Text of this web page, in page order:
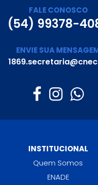
FALE CONOSCO
(54) 99378-
ENVIE SUA
INSTITUCIONAL
Quem Somos
ENADE